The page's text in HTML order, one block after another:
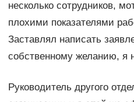
несколько сотрудников,
плохими показателями
Заставлял написать
собственному желанию, я
Руководитель другого